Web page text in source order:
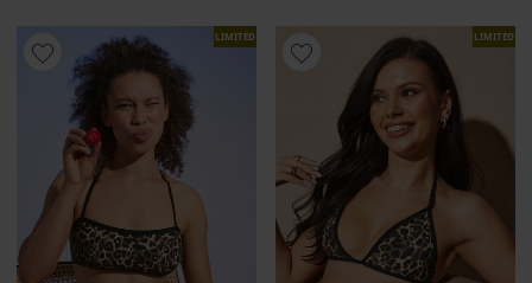
LIMITED LIMITED